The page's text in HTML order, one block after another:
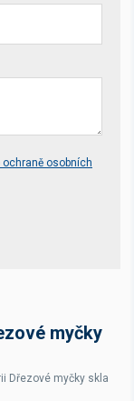
ochraně osobních
myčky
Dřezové myčky skla